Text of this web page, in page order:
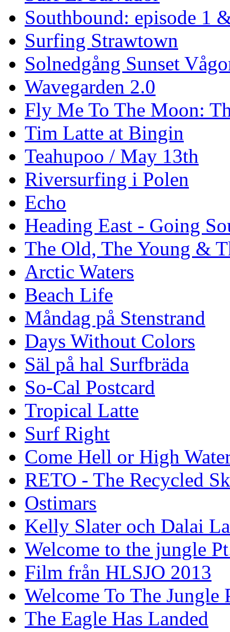
Southbound: episode 1
Surfing Strawtown
Solnedgång Sunset
Wavegarden 2.0
Fly Me To The Moon:
Tim Latte at Bingin
Teahupoo / May 13th
Riversurfing i Polen
Echo
Heading East - Going
The Old, The Young &
Arctic Waters
Beach Life
Måndag på Stenstrand
Days Without Colors
Säl på hal Surfbräda
So-Cal Postcard
Tropical Latte
Surf Right
Come Hell or High
RETO - The Recycled
Ostimars
Kelly Slater och Dalai
Welcome to the jungle
Film från HLSJO 2013
Welcome To The Jungle
The Eagle Has Landed